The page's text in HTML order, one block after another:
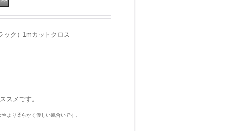
ク）1mカットクロス
スメです。
より柔らかく優しい風合いです。